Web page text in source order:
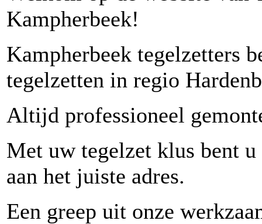
Kampherbeek!
Kampherbeek tegelzetters
tegelzetten in regio
Altijd professioneel
Met uw tegelzet klus bent
aan het juiste adres.
Een greep uit onze